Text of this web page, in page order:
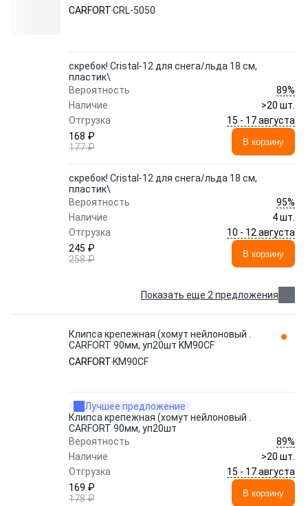
CARFORTCRL-5050
скребок! Cristal-12 для снега/льда 18 см,
пластик\
Вероятность
89%
Наличие
>20 шт.
Отгрузка
15 - 17 августа
168 ₽
177 ₽
В корзину
скребок! Cristal-12 для снега/льда 18 см,
пластик\
Вероятность
95%
Наличие
4 шт.
Отгрузка
10 - 12 августа
245 ₽
258 ₽
В корзину
Показать еще 2 предложения
Клипса крепежная (хомут нейлоновый .
CARFORT 90мм, уп20шт KM90CF
CARFORT KM90CF
Лучшее предложение
Клипса крепежная (хомут нейлоновый .
CARFORT 90мм, уп20шт
Вероятность
89%
Наличие
>20 шт.
Отгрузка
15 - 17 августа
169 ₽
178 ₽
В корзину